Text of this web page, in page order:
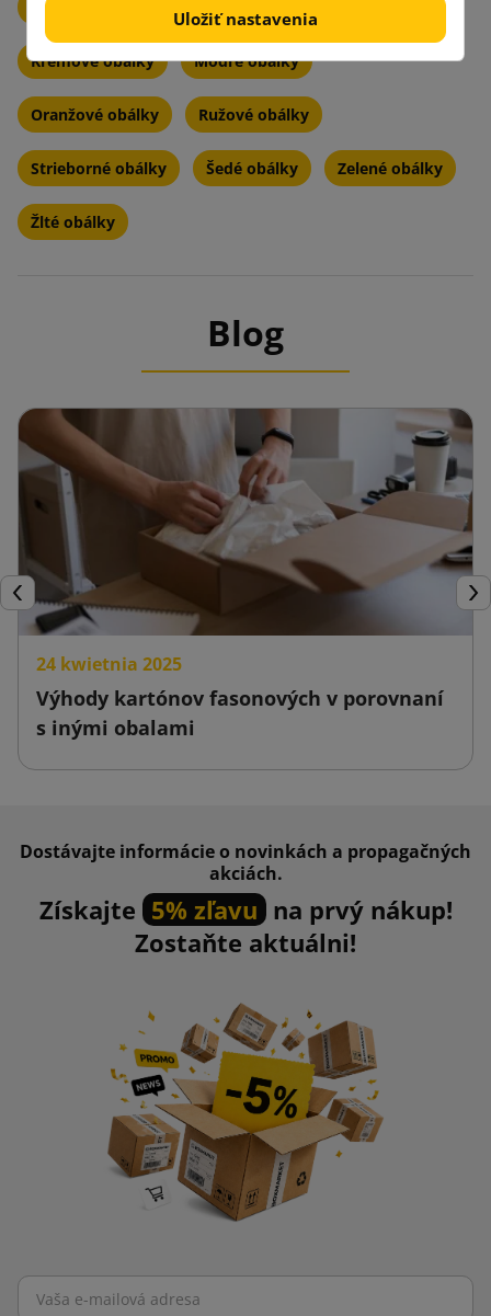
Čierne obálky na listy
Krémové obálky Modré obálky
Oranžové obálky Ružové obálky
Strieborné obálky Šedé obálky Zelené obálky
Žlté obálky
Blog
Späť
24 kwietnia 2025
Výhody kartónov fasonových v porovnaní
s inými obalami
Dostávajte informácie o novinkách a propagačných
akciách.
Získajte 5% zľavu na prvý nákup!
Zostaňte aktuálni!
Uložiť nastavenia